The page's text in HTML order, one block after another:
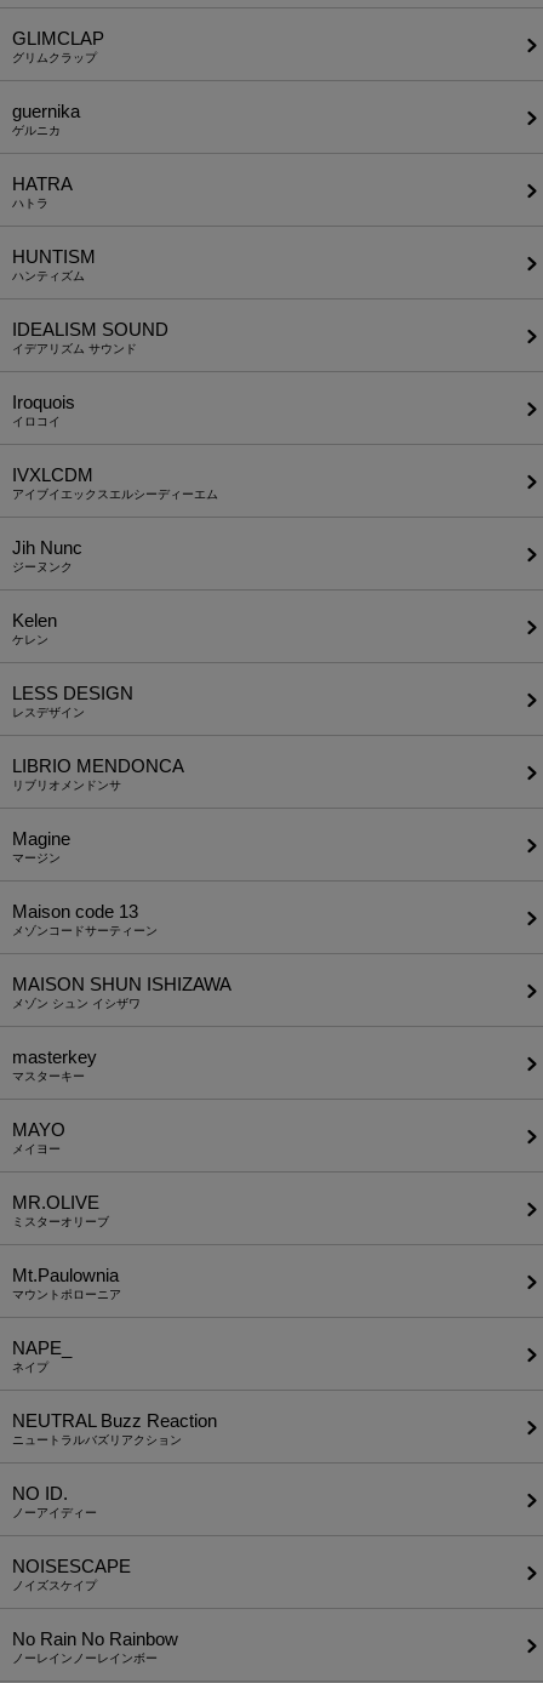
GLIMCLAP
グリムクラップ
guernika
ゲルニカ
HATRA
ハトラ
HUNTISM
ハンティズム
IDEALISM SOUND
イデアリズム サウンド
Iroquois
イロコイ
IVXLCDM
アイブイエックスエルシーディーエム
Jih Nunc
ジーヌンク
Kelen
ケレン
LESS DESIGN
レスデザイン
LIBRIO MENDONCA
リブリオメンドンサ
Magine
マージン
Maison code 13
メゾンコードサーティーン
MAISON SHUN ISHIZAWA
メゾン シュン イシザワ
masterkey
マスターキー
MAYO
メイヨー
MR.OLIVE
ミスターオリーブ
Mt.Paulownia
マウントポローニア
NAPE_
ネイプ
NEUTRAL Buzz Reaction
ニュートラルバズリアクション
NO ID.
ノーアイディー
NOISESCAPE
ノイズスケイプ
No Rain No Rainbow
ノーレインノーレインボー